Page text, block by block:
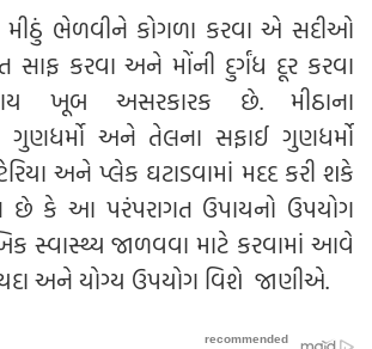
ભેળવીને કોગળા કરવા એ સદીઓ
સાફ કરવા અને મોંની દુર્ગંધ દૂર કરવા
ખૂબ અસરકારક છે. મીઠાના
ગુણધર્મો અને તેલના સફાઈ ગુણધર્મો
અને પ્લેક ઘટાડવામાં મદદ કરી શકે
કે આ પરંપરાગત ઉપાયનો ઉપયોગ
સ્વાસ્થ્ય જાળવવા માટે કરવામાં આવે
અને યોગ્ય ઉપયોગ વિશે જાણીએ.